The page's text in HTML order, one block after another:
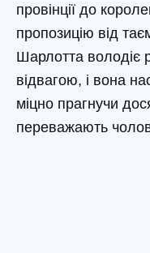
провінції до
пропозицію від
Шарлотта володіє
відвагою, і вона
міцно прагнучи
переважають